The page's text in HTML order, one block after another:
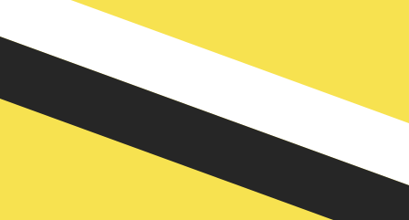
快捷安全地上網匯款。即時追蹤和通知外加靈活的遞送和付款